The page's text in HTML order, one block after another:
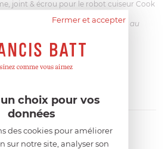
joint & écrou pour le robot cuiseur Cook
Magimix. L'écrou est un peu dur au
a été très rapide. ...»
09:43
11031/121/123/124
Fermer et accepter
choix pour vos
données
des cookies pour améliorer
sur notre site, analyser son